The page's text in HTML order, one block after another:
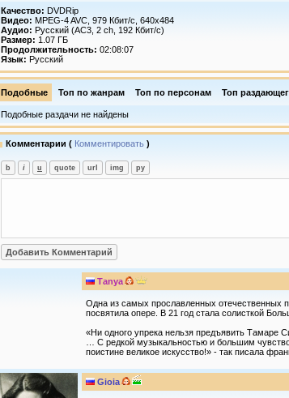
Качество: DVDRip
Видео: MPEG-4 AVC, 979 Кбит/с, 640x484
Аудио: Русский (AC3, 2 ch, 192 Кбит/с)
Размер: 1.07 ГБ
Продолжительность: 02:08:07
Язык: Русский
Подобные Топ по жанрам Топ по персонам Топ
Подобные раздачи не найдены
Комментарии ( Комментировать )
Tаnya
Одна из самых прославленных отечественных
посвятила опере. В 21 год стала солисткой
«Ни одного упрека нельзя предъявить Тамаре
… С редкой музыкальностью и большим
поистине великое искусство!» - так писала
Gioiа